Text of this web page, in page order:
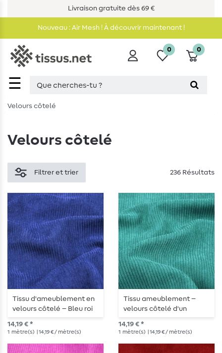
Livraison gratuite dès 69 €
Nouveau : Air Mesh ! À découvrir maintenant !
☰
0 0
Velours côtelé
Velours côtelé
Filtrer et trier 236 Résultats
Tissu d'ameublement en
velours côtelé – Bleu roi
14,19 € *
1 mètre(s) | 14,19 € / mètre(s)
Tissu ameublement –
velours côtelé d'un
turquoise foncé profond
14,19 € *
1 mètre(s) | 14,19 € / mètre(s)